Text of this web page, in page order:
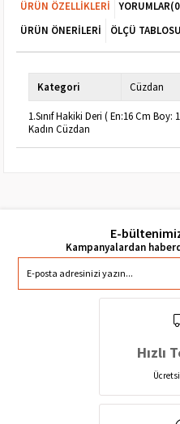
ÜRÜN ÖZELLIKLERI YORUMLAR
ÜRÜN ÖNERILERI
ÖLÇÜ TABLOSU
Kategori Cüzdan
1.Sınıf Hakiki Deri ( En:16 Cm
Kadın Cüzdan
E-
Hızlı